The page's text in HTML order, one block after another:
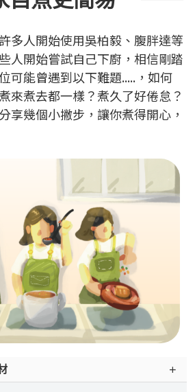
多人開始使用吳柏毅、腹胖達等
人開始嘗試自己下廚，相信剛踏
可能曾遇到以下難題.....，如何
來煮去都一樣？煮久了好倦怠？
享幾個小撇步，讓你煮得開心，